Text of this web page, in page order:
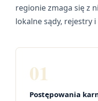
regionie zmaga się z
lokalne sądy, rejestry
01
Postępowania